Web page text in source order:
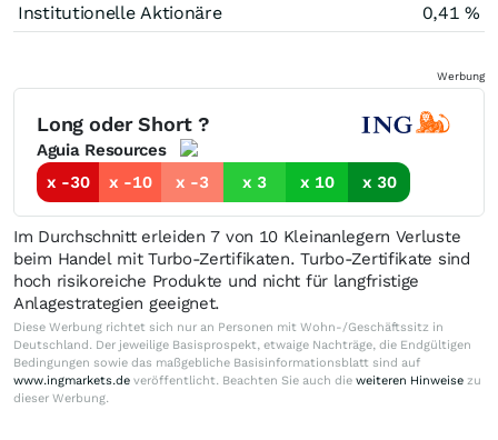
Institutionelle Aktionäre
0,41 %
Werbung
Long oder Short ?
Aguia Resources
x -30
x -10 x -3 x 3 x 10 x 30
Im Durchschnitt erleiden 7 von 10 Kleinanlegern Verluste
beim Handel mit Turbo-Zertifikaten. Turbo-Zertifikate sind
hoch risikoreiche Produkte und nicht für langfristige
Anlagestrategien geeignet.
Diese Werbung richtet sich nur an Personen mit Wohn-/Geschäftssitz in
Deutschland. Der jeweilige Basisprospekt, etwaige Nachträge, die Endgültigen
Bedingungen sowie das maßgebliche Basisinformationsblatt sind auf
www.ingmarkets.de veröffentlicht. Beachten Sie auch die weiteren Hinweise zu
dieser Werbung.